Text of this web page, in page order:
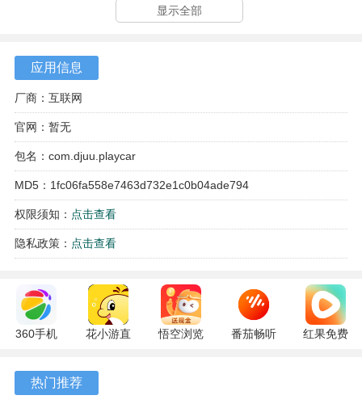
软件亮点
持歌单节奏稳定，有助于保持驾驶员注意力。
2、与车辆数据有深度对接，在急加速或急刹车时，软件会智
3、支持多账户快速切换，不同家庭成员上车后，系统能自动
显示全部
应用信息
厂商：互联网
官网：暂无
包名：com.djuu.playcar
MD5：1fc06fa558e7463d732e1c0b04ade794
权限须知： 点击查看
隐私政策： 点击查看
360手机
10.13.27
最新版
花小游直
17.9.56
悟空浏览
番茄畅听
红果免费
热门推荐